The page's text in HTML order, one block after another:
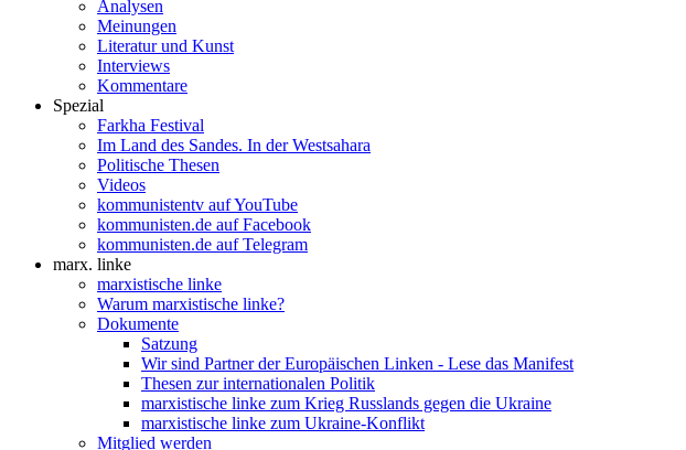
Analysen
Meinungen
Literatur und Kunst
Interviews
Kommentare
Spezial
Farkha Festival
Im Land des Sandes. In der Westsahara
Politische Thesen
Videos
kommunistentv auf YouTube
kommunisten.de auf Facebook
kommunisten.de auf Telegram
marx. linke
marxistische linke
Warum marxistische linke?
Dokumente
Satzung
Wir sind Partner der Europäischen Linken - Lese das Manifest
Thesen zur internationalen Politik
marxistische linke zum Krieg Russlands gegen die Ukraine
marxistische linke zum Ukraine-Konflikt
Mitglied werden